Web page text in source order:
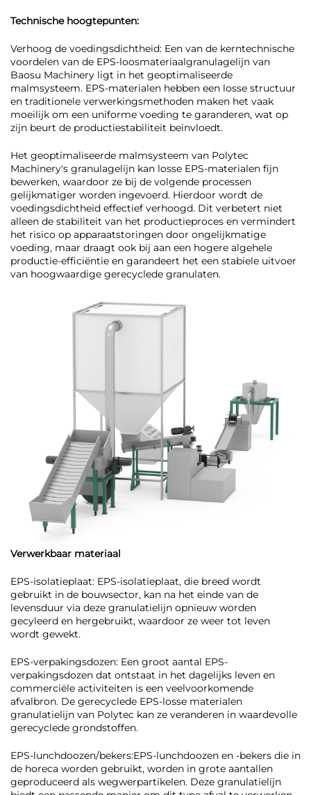
Technische hoogtepunten:
Verhoog de voedingsdichtheid: Een van de kerntechnische
voordelen van de EPS-loosmateriaalgranulagelijn van
Baosu Machinery ligt in het geoptimaliseerde
malmsysteem. EPS-materialen hebben een losse structuur
en traditionele verwerkingsmethoden maken het vaak
moeilijk om een uniforme voeding te garanderen, wat op
zijn beurt de productiestabiliteit beïnvloedt.
Het geoptimaliseerde malmsysteem van Polytec
Machinery's granulagelijn kan losse EPS-materialen fijn
bewerken, waardoor ze bij de volgende processen
gelijkmatiger worden ingevoerd. Hierdoor wordt de
voedingsdichtheid effectief verhoogd. Dit verbetert niet
alleen de stabiliteit van het productieproces en vermindert
het risico op apparaatstoringen door ongelijkmatige
voeding, maar draagt ook bij aan een hogere algehele
productie-efficiëntie en garandeert het een stabiele uitvoer
van hoogwaardige gerecyclede granulaten.
Verwerkbaar materiaal
EPS-isolatieplaat: EPS-isolatieplaat, die breed wordt
gebruikt in de bouwsector, kan na het einde van de
levensduur via deze granulatielijn opnieuw worden
gecyleerd en hergebruikt, waardoor ze weer tot leven
wordt gewekt.
EPS-verpakingsdozen: Een groot aantal EPS-
verpakingsdozen dat ontstaat in het dagelijks leven en
commerciële activiteiten is een veelvoorkomende
afvalbron. De gerecyclede EPS-losse materialen
granulatielijn van Polytec kan ze veranderen in waardevolle
gerecyclede grondstoffen.
EPS-lunchdoozen/bekers:EPS-lunchdoozen en -bekers die in
de horeca worden gebruikt, worden in grote aantallen
geproduceerd als wegwerpartikelen. Deze granulatielijn